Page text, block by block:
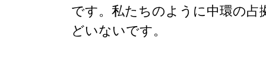
です。私たちのように中環の
どいないです。